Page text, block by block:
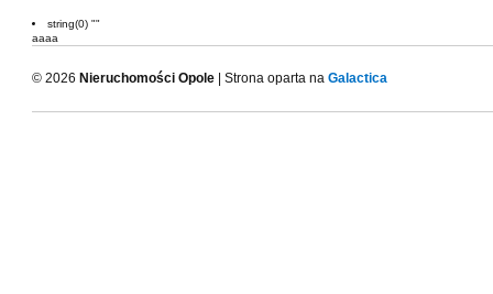
string(0) ""
aaaa
© 2026 Nieruchomości Opole | Strona oparta na Galactica